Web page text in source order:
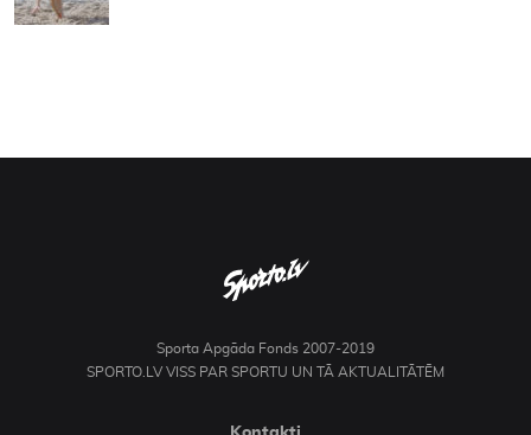
Sporta Apgāda Fonds 2007-2019
SPORTO.LV VISS PAR SPORTU UN TĀ AKTUALITĀTĒM